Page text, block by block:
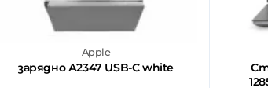
Apple
зарядно А2347 USB-C white